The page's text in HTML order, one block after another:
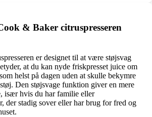
& Baker citruspresseren
er designet til at være støjsvag
at du kan nyde friskpresset juice om
helst på dagen uden at skulle bekymre
Den støjsvage funktion giver en mere
især hvis du har familie eller
der stadig sover eller har brug for fred og